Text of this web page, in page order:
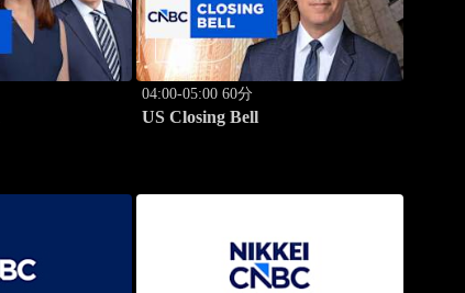
04:00-05:00 60分
US Closing Bell